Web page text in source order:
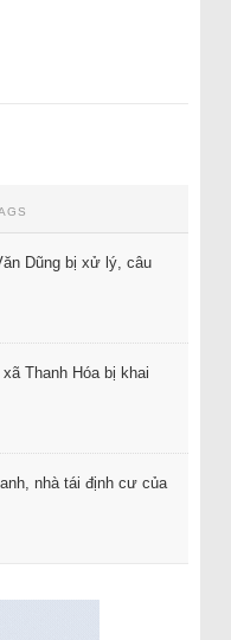
Dũng bị xử lý, câu
Thanh Hóa bị khai
nhà tái định cư của